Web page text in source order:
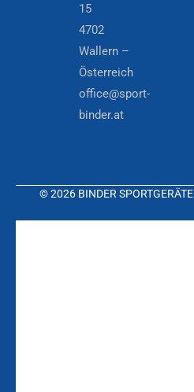
15
4702
Wallern –
Österreich
office@sport-
binder.at
© 2026 BINDER SPORTGERÄTE